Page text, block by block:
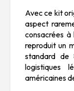
Avec ce kit
aspect
consacrées
reproduit un
standard de
logistiques
américaines